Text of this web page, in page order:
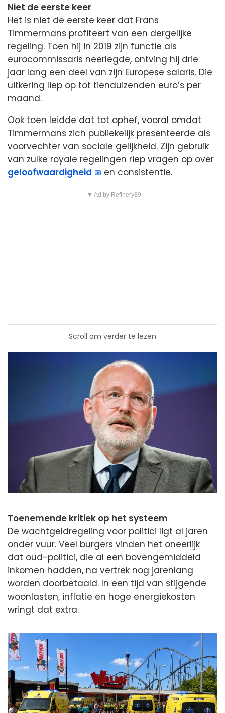
Niet de eerste keer
Het is niet de eerste keer dat Frans
Timmermans profiteert van een dergelijke
regeling. Toen hij in 2019 zijn functie als
eurocommissaris neerlegde, ontving hij drie
jaar lang een deel van zijn Europese salaris. Die
uitkering liep op tot tienduizenden euro’s per
maand.
Ook toen leidde dat tot ophef, vooral omdat
Timmermans zich publiekelijk presenteerde als
voorvechter van sociale gelijkheid. Zijn gebruik
van zulke royale regelingen riep vragen op over
geloofwaardigheid
en consistentie.
▼ Ad by Refinery89
Scroll om verder te lezen
Toenemende kritiek op het systeem
De wachtgeldregeling voor politici ligt al jaren
onder vuur. Veel burgers vinden het oneerlijk
dat oud-politici, die al een bovengemiddeld
inkomen hadden, na vertrek nog jarenlang
worden doorbetaald. In een tijd van stijgende
woonlasten, inflatie en hoge energiekosten
wringt dat extra.